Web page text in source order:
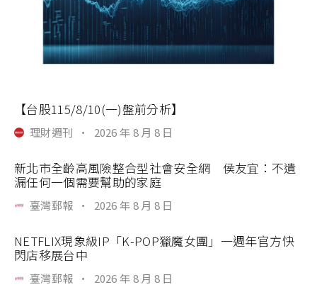
【台股115/8/10(一)盤前分析】
理財週刊 · 2026 年 8 月 8 日
新北市全齡高風險整合型社會安全網 侯友宜：不遺
漏任何一個需要幫助的家庭
臺灣郵報 · 2026 年 8 月 8 日
NETFLIX現象級IP「K-POP獵魔女團」一週年官方快
閃店移展台中
臺灣郵報 · 2026 年 8 月 8 日